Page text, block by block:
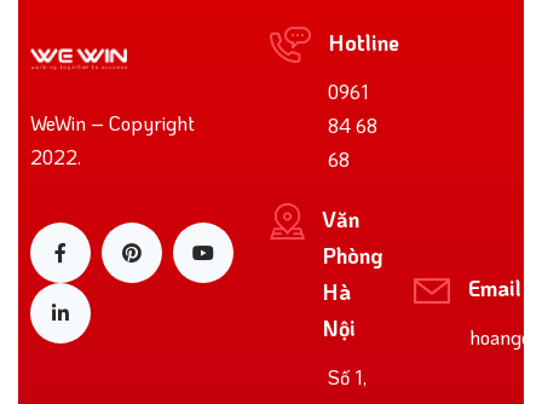
WeWin – Copyright
2022.
Hotline
0961
84 68
68
Văn
Phòng
Hà
Nội
Số 1,
Email